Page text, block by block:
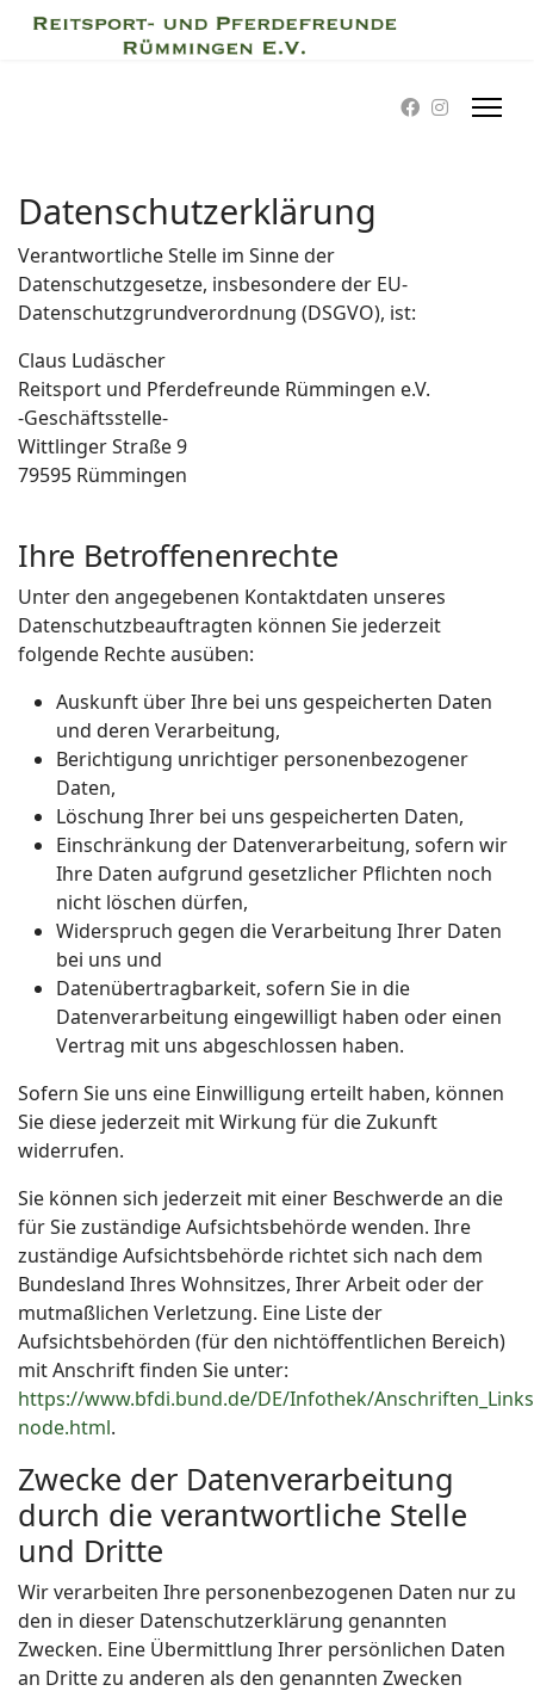
Datenschutzerklärung
Verantwortliche Stelle im Sinne der
Datenschutzgesetze, insbesondere der EU-
Datenschutzgrundverordnung (DSGVO), ist:
Claus Ludäscher
Reitsport und Pferdefreunde Rümmingen e.V.
-Geschäftsstelle-
Wittlinger Straße 9
79595 Rümmingen
Ihre Betroffenenrechte
Unter den angegebenen Kontaktdaten unseres
Datenschutzbeauftragten können Sie jederzeit
folgende Rechte ausüben:
Auskunft über Ihre bei uns gespeicherten Daten
und deren Verarbeitung,
Berichtigung unrichtiger personenbezogener
Daten,
Löschung Ihrer bei uns gespeicherten Daten,
Einschränkung der Datenverarbeitung, sofern wir
Ihre Daten aufgrund gesetzlicher Pflichten noch
nicht löschen dürfen,
Widerspruch gegen die Verarbeitung Ihrer Daten
bei uns und
Datenübertragbarkeit, sofern Sie in die
Datenverarbeitung eingewilligt haben oder einen
Vertrag mit uns abgeschlossen haben.
Sofern Sie uns eine Einwilligung erteilt haben, können
Sie diese jederzeit mit Wirkung für die Zukunft
widerrufen.
Sie können sich jederzeit mit einer Beschwerde an die
für Sie zuständige Aufsichtsbehörde wenden. Ihre
zuständige Aufsichtsbehörde richtet sich nach dem
Bundesland Ihres Wohnsitzes, Ihrer Arbeit oder der
mutmaßlichen Verletzung. Eine Liste der
Aufsichtsbehörden (für den nichtöffentlichen Bereich)
mit Anschrift finden Sie unter:
https://www.bfdi.bund.de/DE/Infothek/
node.html.
Zwecke der Datenverarbeitung
durch die verantwortliche Stelle
und Dritte
Wir verarbeiten Ihre personenbezogenen Daten nur zu
den in dieser Datenschutzerklärung genannten
Zwecken. Eine Übermittlung Ihrer persönlichen Daten
an Dritte zu anderen als den genannten Zwecken